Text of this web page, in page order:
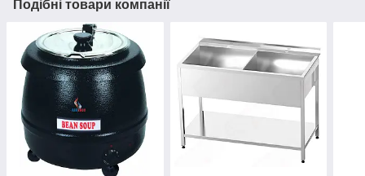
Подібні товари компанії